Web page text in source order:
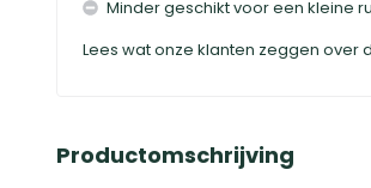
Minder geschikt voor een kleine
Lees wat onze klanten zeggen over
Productomschrijving